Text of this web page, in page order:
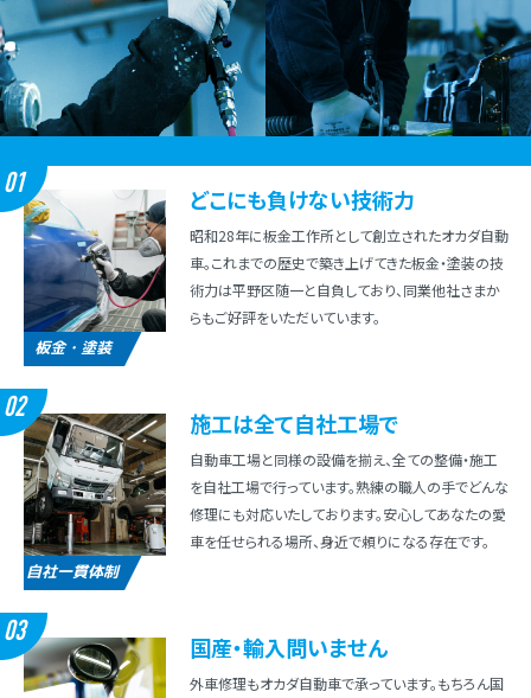
01
板金・塗装
どこにも負けない技術⼒
昭和28年に板⾦⼯作所として創⽴されたオカダ⾃動
⾞。これまでの歴史で築き上げてきた板⾦・塗装の技
術⼒は平野区随⼀と⾃負しており、同業他社さまか
らもご好評をいただいています。
02
自社一貫体制
施⼯は全て⾃社⼯場で
⾃動⾞⼯場と同様の設備を揃え、全ての整備・施⼯
を⾃社⼯場で⾏っています。熟練の職⼈の⼿でどんな
修理にも対応いたしております。安⼼してあなたの愛
⾞を任せられる場所、⾝近で頼りになる存在です。
03 国産・輸⼊問いません
外⾞修理もオカダ⾃動⾞で承っています。もちろん国